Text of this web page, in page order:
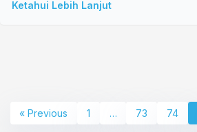
Ketahui Lebih Lanjut
« Previous 1 … 73 74